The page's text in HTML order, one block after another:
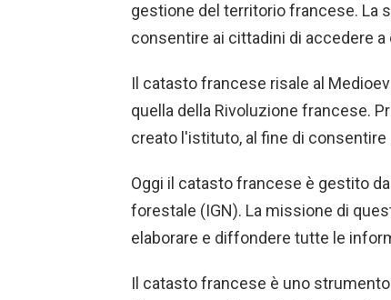
gestione del territorio francese. La
consentire ai cittadini di accedere
Il catasto francese risale al
quella della Rivoluzione francese.
creato l'istituto, al fine di
Oggi il catasto francese è gestito
forestale (IGN). La missione di
elaborare e diffondere tutte le
Il catasto francese è uno